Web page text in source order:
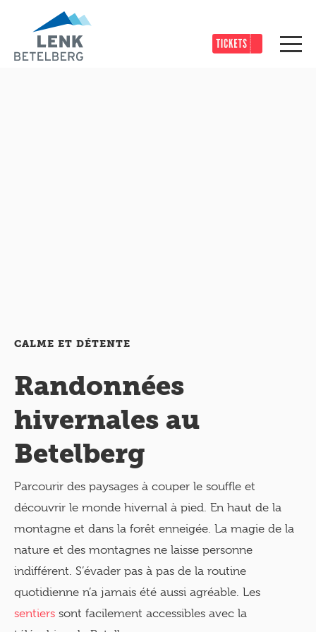
CALME ET DÉTENTE
Randonnées
hivernales au
Betelberg
Parcourir des paysages à couper le souffle et
découvrir le monde hivernal à pied. En haut de la
montagne et dans la forêt enneigée. La magie de la
nature et des montagnes ne laisse personne
indifférent. S’évader pas à pas de la routine
quotidienne n’a jamais été aussi agréable. Les
sentiers sont facilement accessibles avec la